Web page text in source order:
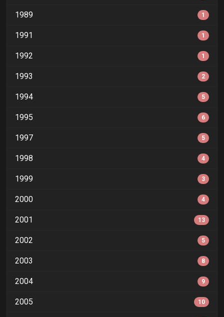
1989 1
1991 1
1992 1
1993 2
1994 5
1995 6
1997 5
1998 4
1999 3
2000 4
2001 13
2002 5
2003 8
2004 9
2005 10